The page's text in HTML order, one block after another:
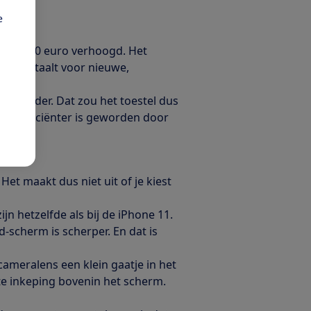
€100 euro verhoogd. Het
betaalt voor nieuwe,
oplader. Dat zou het toestel dus
efficiënter is geworden door
Het maakt dus niet uit of je kiest
hetzelfde als bij de iPhone 11.
is scherper. En dat is
een klein gaatje in het
inkeping bovenin het scherm.